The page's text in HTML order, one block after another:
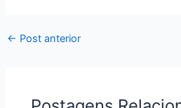
← Post anterior